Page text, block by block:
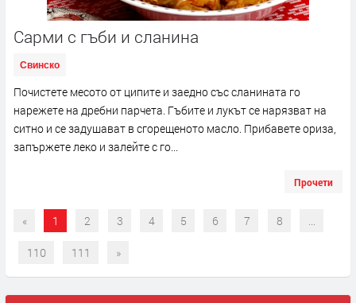
Сарми с гъби и сланина
Свинско
Почистете месото от ципите и заедно със сланината го
нарежете на дребни парчета. Гъбите и лукът се нарязват на
ситно и се задушават в сгорещеното масло. Прибавете ориза,
запържете леко и залейте с го...
Прочети
« 1 2 3 4 5 6 7 8 ...
110 111 »